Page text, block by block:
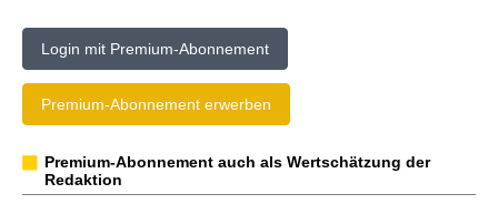
Login mit Premium-Abonnement
Premium-Abonnement erwerben
Premium-Abonnement auch als Wertschätzung der
Redaktion